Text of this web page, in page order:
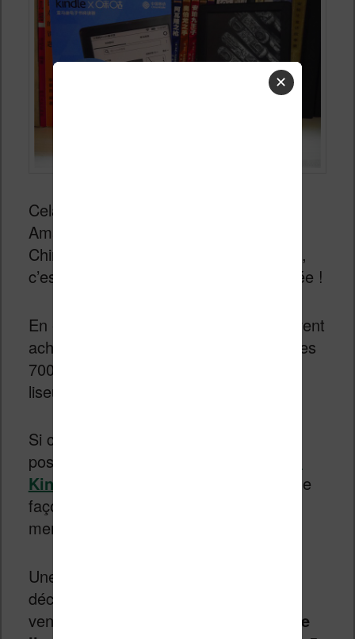
Cela fait maintenant 5 années que
Amazon a lancé sa
Chine. Et, le moins que l’on puisse dire,
c’est qu’il s’agissait d’une excellente idée !
En effet, depuis 2013, les Chinois peuvent
acheter une liseuse Kindle et profiter des
700 000 ebooks disponibles pour la
liseuse.
Si cela ne leur suffit pas, il est aussi
possible de s’abonner à
Kindle (comme en France)
pour lire de
façon illimitée moyennant un paiement
mensuel.
Une fois n’est pas coutume, Amazon a
décidé de communiquer un chiffre de
vente en précisant que
des millions de
✕